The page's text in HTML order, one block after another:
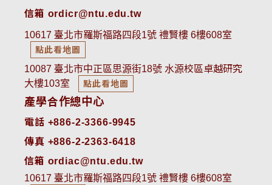
信箱 ordicr@ntu.edu.tw
10617 臺北市羅斯福路四段1號 禮賢樓 6樓608室
點此看地圖
10087 臺北市中正區思源街18號 水源校區卓越研究
大樓103室
點此看地圖
產學合作總中心
電話 +886-2-3366-9945
傳真 +886-2-2363-6418
信箱 ordiac@ntu.edu.tw
10617 臺北市羅斯福路四段1號 禮賢樓 6樓608室